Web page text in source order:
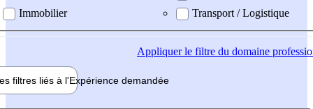
Immobilier
Transport / Logistique
Appliquerle filtre du domaine
filtres liés à l'Expérience demandée